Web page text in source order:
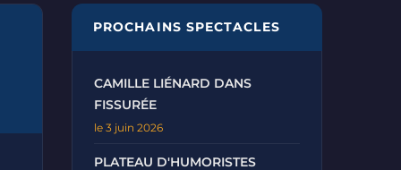
PROCHAINS SPECTACLES
CAMILLE LIÉNARD DANS
FISSURÉE
le 3 juin 2026
PLATEAU D'HUMORISTES